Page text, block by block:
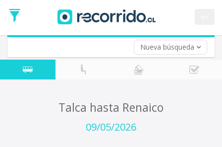
Nueva búsqueda
de
Ida
Vuelta (opcional)
Fecha
de
Talca hasta Renaico
09/05/2026